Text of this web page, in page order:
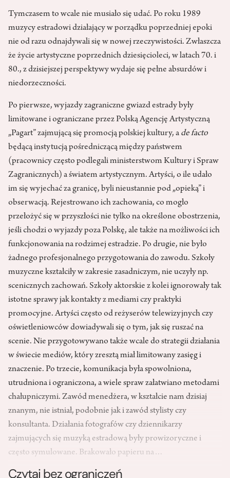
Tymczasem to wcale nie musiało się udać. Po roku 1989
muzycy estradowi działający w porządku poprzedniej epoki
nie od razu odnajdywali się w nowej rzeczywistości. Zwłaszcza
że życie artystyczne poprzednich dziesięcioleci, w latach 70. i
80., z dzisiejszej perspektywy wydaje się pełne absurdów i
niedorzeczności.
Po pierwsze, wyjazdy zagraniczne gwiazd estrady były
limitowane i ograniczane przez Polską Agencję Artystyczną
„Pagart” zajmującą się promocją polskiej kultury, a de facto
będącą instytucją pośredniczącą między państwem
(pracownicy często podlegali ministerstwom Kultury i Spraw
Zagranicznych) a światem artystycznym. Artyści, o ile udało
im się wyjechać za granicę, byli nieustannie pod „opieką” i
obserwacją. Rejestrowano ich zachowania, co mogło
przełożyć się w przyszłości nie tylko na określone obostrzenia,
jeśli chodzi o wyjazdy poza Polskę, ale także na możliwości ich
funkcjonowania na rodzimej estradzie. Po drugie, nie było
żadnego profesjonalnego przygotowania do zawodu. Szkoły
muzyczne kształciły w zakresie zasadniczym, nie uczyły np.
scenicznych zachowań. Szkoły aktorskie z kolei ignorowały tak
istotne sprawy jak kontakty z mediami czy praktyki
promocyjne. Artyści często od reżyserów telewizyjnych czy
oświetleniowców dowiadywali się o tym, jak się ruszać na
scenie. Nie przygotowywano także wcale do strategii działania
w świecie mediów, który zresztą miał limitowany zasięg i
znaczenie. Po trzecie, komunikacja była spowolniona,
utrudniona i ograniczona, a wiele spraw załatwiano metodami
chałupniczymi. Zawód menedżera, w kształcie nam dzisiaj
znanym, nie istniał, podobnie jak i zawód stylisty czy
konsultanta. Działania fotografów czy dziennikarzy
zajmujących się muzyką estradową były prowizoryczne i
często symulowane. Brakowało papieru na…
Czytaj bez ograniczeń